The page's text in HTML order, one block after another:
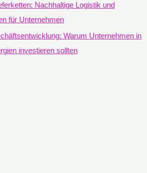
Nachhaltige Logistik und
für Unternehmen
Warum Unternehmen in
investieren sollten